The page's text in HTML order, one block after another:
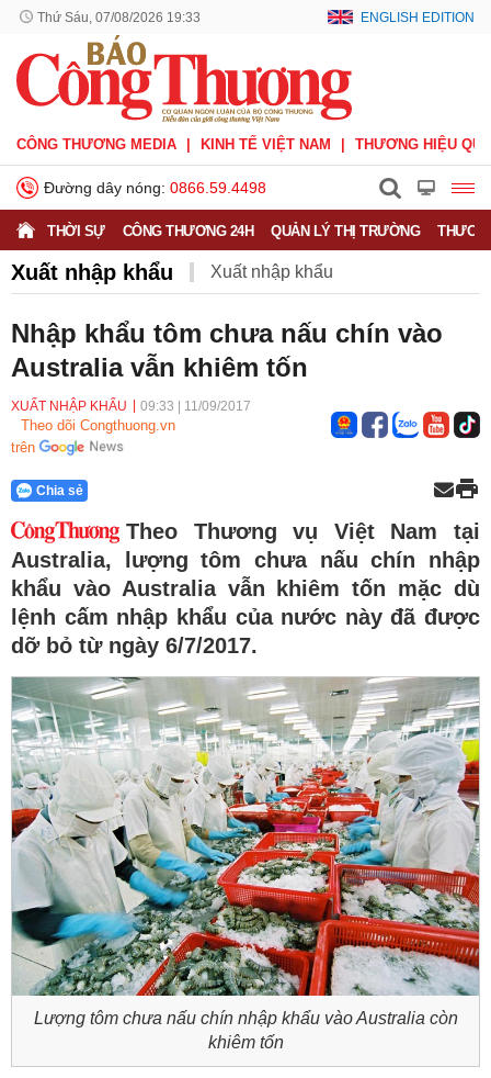
Thứ Sáu, 07/08/2026 19:33 ENGLISH EDITION
CÔNG THƯƠNG MEDIA KINH TẾ VIỆT NAM THƯƠNG HIỆU
Đường dây nóng: 0866.59.4498
THỜI SỰ CÔNG THƯƠNG 24H QUẢN LÝ THỊ TRƯỜNG
Xuất nhập khẩu Xuất nhập khẩu
Phòng vệ thương mại
Xuất xứ hàng hóa Xúc tiến thương mại
Thương mại điện tử
Nhập khẩu tôm chưa nấu chín vào
Australia vẫn khiêm tốn
XUẤT NHẬP KHẨU 09:33 11/09/2017
Theo dõi Congthuong.vn
trên
Chia sẻ
Theo Thương vụ Việt Nam tại
Australia, lượng tôm chưa nấu chín nhập
khẩu vào Australia vẫn khiêm tốn mặc dù
lệnh cấm nhập khẩu của nước này đã được
dỡ bỏ từ ngày 6/7/2017.
Lượng tôm chưa nấu chín nhập khẩu vào Australia còn
khiêm tốn